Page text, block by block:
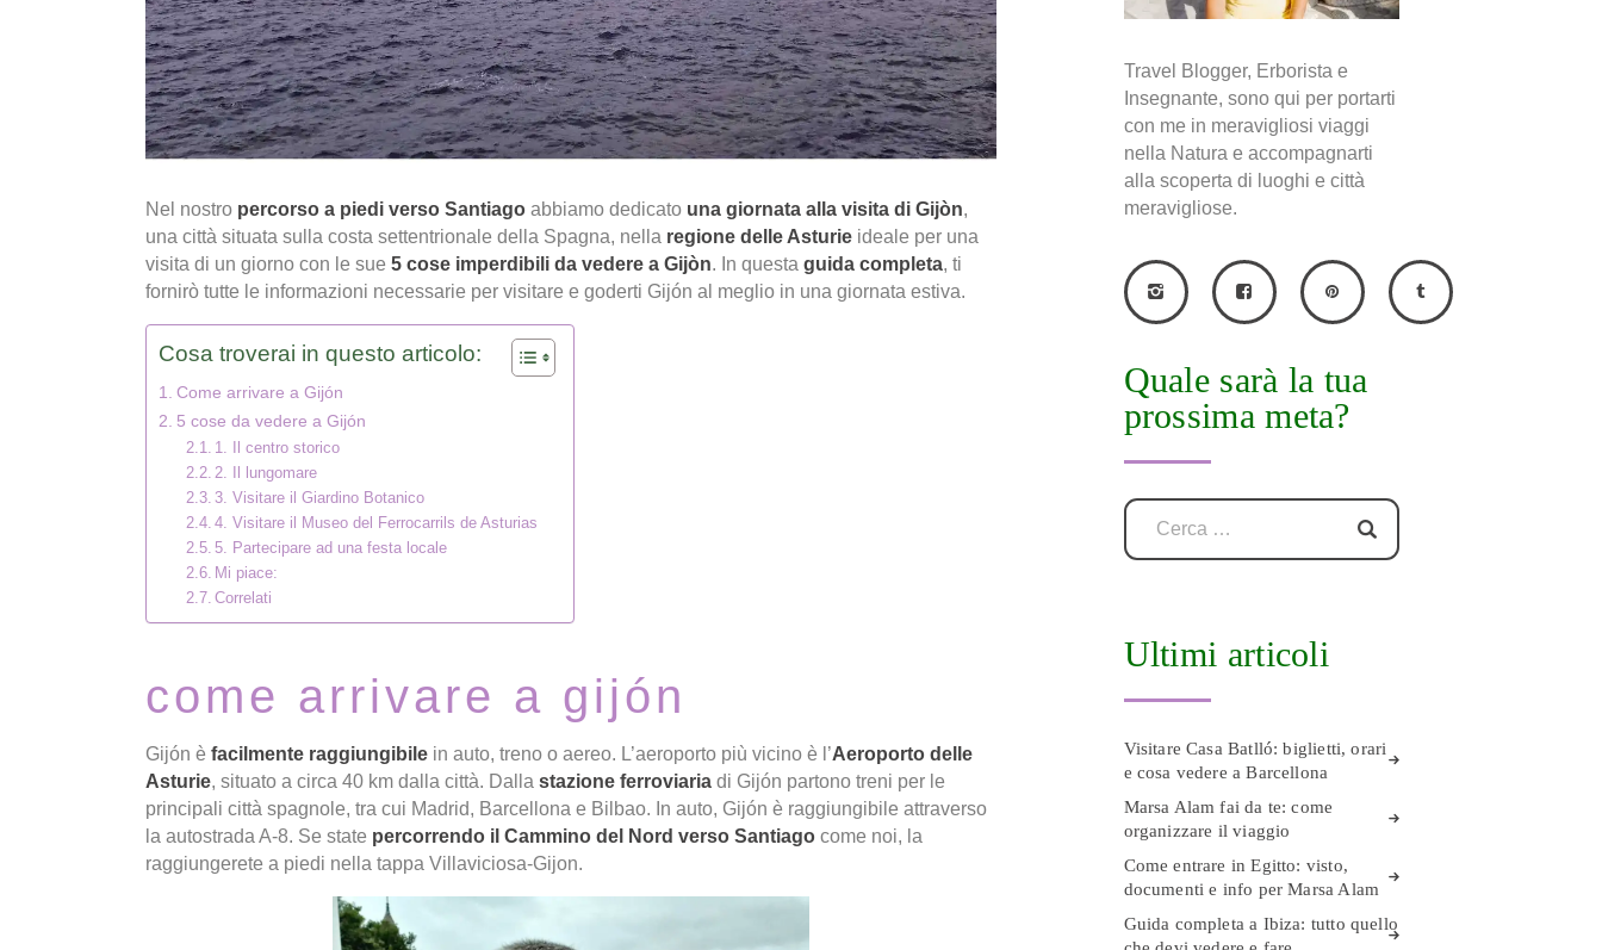
Nel nostro percorso a piedi verso Santiago abbiamo dedicato una giornata alla visita di Gijòn,
una città situata sulla costa settentrionale della Spagna, nella regione delle Asturie ideale per una
visita di un giorno con le sue 5 cose imperdibili da vedere a Gijòn. In questa guida completa, ti
fornirò tutte le informazioni necessarie per visitare e goderti Gijón al meglio in una giornata estiva.
Cosa troverai in questo articolo:
Come arrivare a Gijón
5 cose da vedere a Gijón
1. Il centro storico
2. Il lungomare
3. Visitare il Giardino Botanico
4. Visitare il Museo del Ferrocarrils de Asturias
5. Partecipare ad una festa locale
Mi piace:
Correlati
come arrivare a gijón
Gijón è facilmente raggiungibile in auto, treno o aereo. L’aeroporto più vicino è l’Aeroporto delle
Asturie, situato a circa 40 km dalla città. Dalla stazione ferroviaria di Gijón partono treni per le
principali città spagnole, tra cui Madrid, Barcellona e Bilbao. In auto, Gijón è raggiungibile attraverso
la autostrada A-8. Se state percorrendo il Cammino del Nord verso Santiago come noi, la
raggiungerete a piedi nella tappa Villaviciosa-Gijon.
Travel Blogger, Erborista e
Insegnante, sono qui per portarti
con me in meravigliosi viaggi
nella Natura e accompagnarti
alla scoperta di luoghi e città
meravigliose.
Quale sarà la tua
prossima meta?
Ultimi articoli
Visitare Casa Batlló: biglietti, orari
e cosa vedere a Barcellona
Marsa Alam fai da te: come
organizzare il viaggio
Come entrare in Egitto: visto,
documenti e info per Marsa Alam
Guida completa a Ibiza: tutto quello